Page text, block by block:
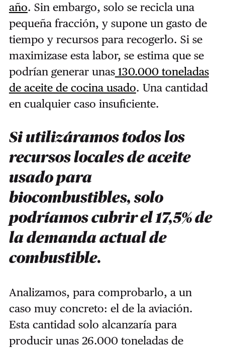
año. Sin embargo, solo se recicla una
pequeña fracción, y supone un gasto de
tiempo y recursos para recogerlo. Si se
maximizase esta labor, se estima que se
podrían generar unas130.000 toneladas
de aceite de cocina usado. Una cantidad
en cualquier caso insuficiente.
Si utilizáramos todos los
recursos locales de aceite
usado para
biocombustibles, solo
podríamos cubrir el 17,5% de
la demanda actual de
combustible.
Analizamos, para comprobarlo, a un
caso muy concreto: el de la aviación.
Esta cantidad solo alcanzaría para
producir unas 26.000 toneladas de